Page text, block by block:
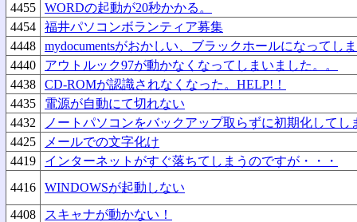
4455
WORDの起動が20秒かかる。
4454
福井パソコンボランティア募集
4448
mydocumentsがおかしい、ブラックホールになってし
4440
アウトルック97が動かなくなってしまいました。。
4438
CD-ROMが認識されなくなった。HELP!！
4435
電源が自動にて切れない
4432
ノートパソコンをバックアップ取らずに初期化してし
4425
メールでの文字化け
4419
インターネットがすぐ落ちてしまうのですが・・・
4416
WINDOWSが起動しない
4408
スキャナが動かない！